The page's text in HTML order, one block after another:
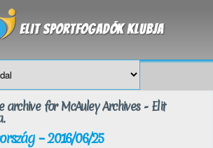
archive for McAuley Archives - Elit
– 2016/06/25